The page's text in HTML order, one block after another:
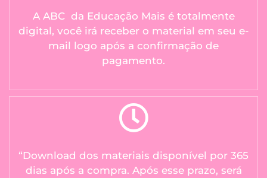
A ABC da Educação Mais é totalmente
digital, você irá receber o material em seu e-
mail logo após a confirmação de
pagamento.
“Download dos materiais disponível por 365
dias após a compra. Após esse prazo, será